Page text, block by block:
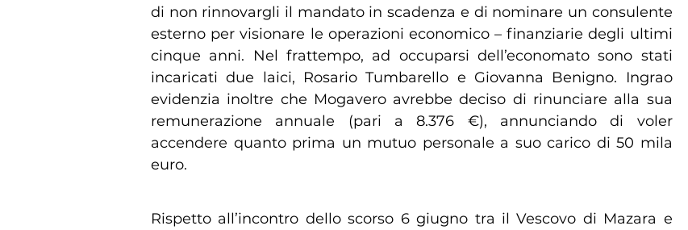
di non rinnovargli il mandato in scadenza e di nominare un consulente
esterno per visionare le operazioni economico – finanziarie degli ultimi
cinque anni. Nel frattempo, ad occuparsi dell’economato sono stati
incaricati due laici, Rosario Tumbarello e Giovanna Benigno. Ingrao
evidenzia inoltre che Mogavero avrebbe deciso di rinunciare alla sua
remunerazione annuale (pari a 8.376 €), annunciando di voler
accendere quanto prima un mutuo personale a suo carico di 50 mila
euro.
Rispetto all’incontro dello scorso 6 giugno tra il Vescovo di Mazara e